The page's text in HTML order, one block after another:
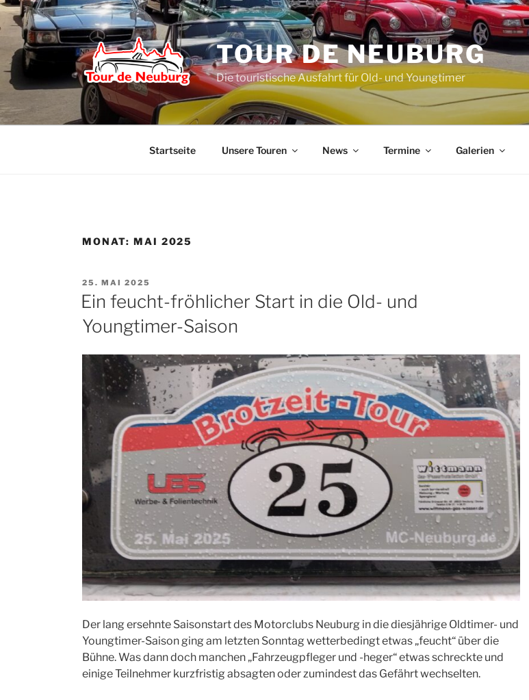
Zum
Inhalt
springen
TOUR DE NEUBURG
Die touristische Ausfahrt für Old- und Youngtimer
Startseite Unsere Touren News Termine Galerien
MONAT: MAI 2025
VERÖFFENTLICHT
AM
25. MAI 2025
Ein feucht-fröhlicher Start in die Old- und
Youngtimer-Saison
Der lang ersehnte Saisonstart des Motorclubs Neuburg in die diesjährige Oldtimer- und
Youngtimer-Saison ging am letzten Sonntag wetterbedingt etwas „feucht“ über die
Bühne. Was dann doch manchen „Fahrzeugpfleger und -heger“ etwas schreckte und
einige Teilnehmer kurzfristig absagten oder zumindest das Gefährt wechselten.